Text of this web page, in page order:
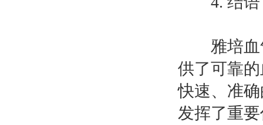
雅培血气
供了可靠
快速、准
发挥了重